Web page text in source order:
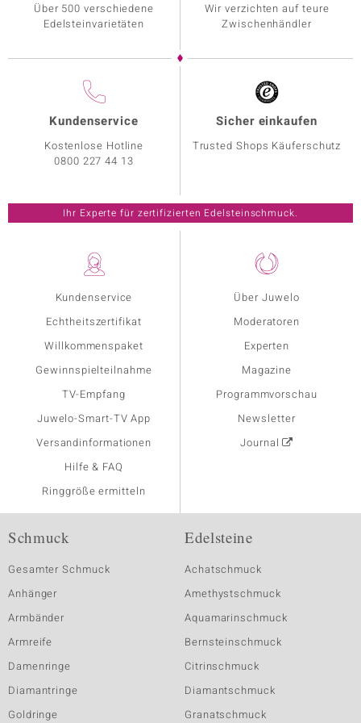
Kundenservice
Echtheitszertifikat
Willkommenspaket
Gewinnspielteilnahme
TV-Empfang
Juwelo-Smart-TV App
Versandinformationen
Hilfe & FAQ
Ringgröße ermitteln
Über Juwelo
Moderatoren
Experten
Magazine
Programmvorschau
Newsletter
Journal
Über 500 verschiedene
Edelsteinvarietäten
Wir verzichten auf teure
Zwischenhändler
Kundenservice
Kostenlose Hotline
0800 227 44 13
Sicher einkaufen
Trusted Shops Käuferschutz
Ihr Experte für zertifizierten Edelsteinschmuck.
Schmuck
Gesamter Schmuck
Anhänger
Armbänder
Armreife
Damenringe
Diamantringe
Goldringe
Edelsteine
Achatschmuck
Amethystschmuck
Aquamarinschmuck
Bernsteinschmuck
Citrinschmuck
Diamantschmuck
Granatschmuck